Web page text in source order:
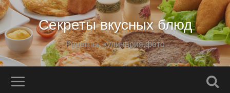
Секреты вкусных блюд
Рецепты, кулинария,фото